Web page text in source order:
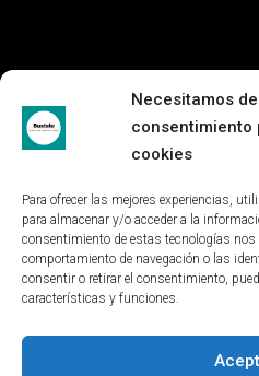
Necesitamos
consentimiento
cookies
Para ofrecer las mejores experiencias,
para almacenar y/o acceder a la
consentimiento de estas tecnologías
comportamiento de navegación o las
consentir o retirar el consentimiento,
características y funciones.